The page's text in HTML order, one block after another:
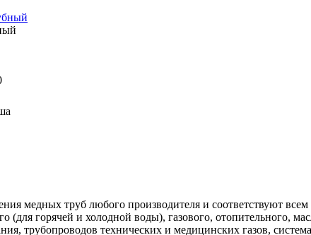
медных труб любого производителя и соответствуют
(для горячей и холодной воды), газового, отопительного,
трубопроводов технических и медицинских газов,